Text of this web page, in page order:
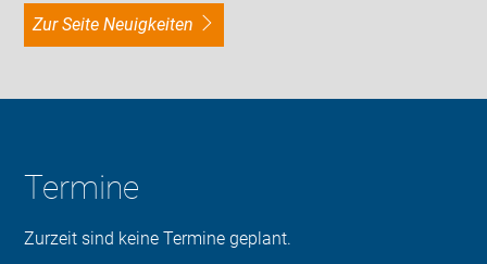
zur Seite Neuigkeiten
Termine
Zurzeit sind keine Termine geplant.